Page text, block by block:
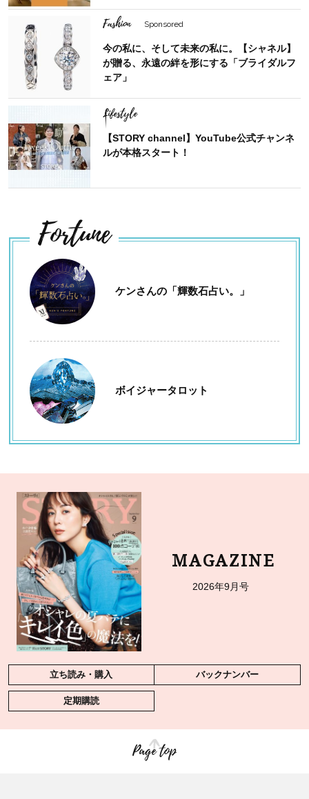
Fashion Sponsored
今の私に、そして未来の私に。【シャネル】
が贈る、永遠の絆を形にする「ブライダルフ
ェア」
Lifestyle
【STORY channel】YouTube公式チャンネ
ルが本格スタート！
Fortune
ケンさんの「輝数石占い。」
ボイジャータロット
MAGAZINE
2026年9月号
立ち読み・購入 バックナンバー
定期購読
Page top